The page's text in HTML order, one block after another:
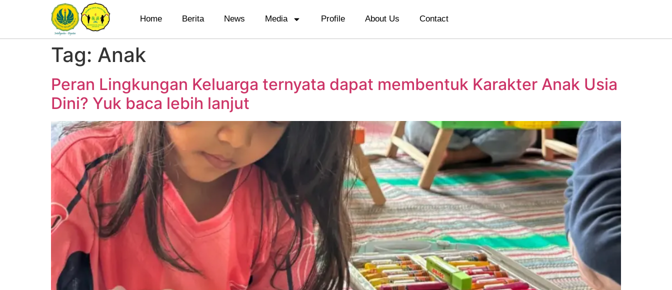
Home Berita News Media Profile About Us Contact
Tag: Anak
Peran Lingkungan Keluarga ternyata dapat membentuk Karakter Anak Usia
Dini? Yuk baca lebih lanjut